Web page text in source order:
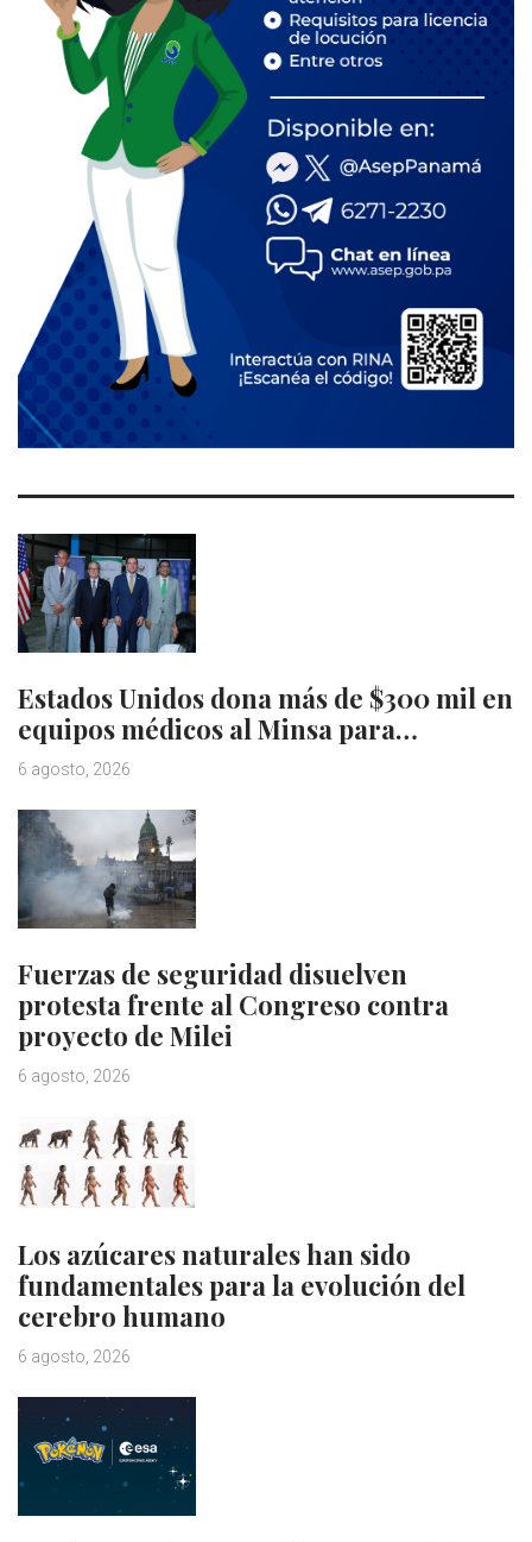
Estados Unidos dona más de $300 mil en
equipos médicos al Minsa para…
6 agosto, 2026
Fuerzas de seguridad disuelven
protesta frente al Congreso contra
proyecto de Milei
6 agosto, 2026
Los azúcares naturales han sido
fundamentales para la evolución del
cerebro humano
6 agosto, 2026